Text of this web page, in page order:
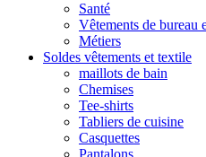
Santé
Vêtements de bureau
Métiers
Soldes vêtements et textile
maillots de bain
Chemises
Tee-shirts
Tabliers de cuisine
Casquettes
Pantalons